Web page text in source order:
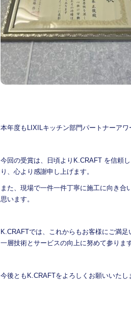
本年度もLIXILキッチン部門パートナーア
今回の受賞は、日頃よりK.CRAFT を信頼
り、心より感謝申し上げます。
また、現場で一件一件丁寧に施工に向き
思います。
K.CRAFTでは、これからもお客様にご満
一層技術とサービスの向上に努めて参りま
今後ともK.CRAFTをよろしくお願いいたし